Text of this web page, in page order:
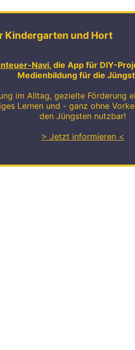
Kindergarten und Hort
Navi, die App für DIY-
Medienbildung für die
im Alltag, gezielte Förderung
Lernen und - ganz ohne
den Jüngsten nutzbar!
> Jetzt informieren <